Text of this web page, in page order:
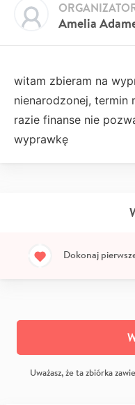
Amelia
witam zbieram na
nienarodzonej, termin
razie finanse nie
wyprawkę
Dokonaj
Uważasz, że ta zbiórka